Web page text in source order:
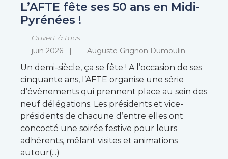
L’AFTE fête ses 50 ans en Midi-
Pyrénées !
Ouvert à tous
juin 2026
Auguste Grignon Dumoulin
Un demi-siècle, ça se fête ! A l’occasion de ses
cinquante ans, l’AFTE organise une série
d’évènements qui prennent place au sein des
neuf délégations. Les présidents et vice-
présidents de chacune d’entre elles ont
concocté une soirée festive pour leurs
adhérents, mêlant visites et animations
autour(...)